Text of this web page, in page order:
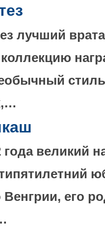
лучший
года великий
Венгрии, его